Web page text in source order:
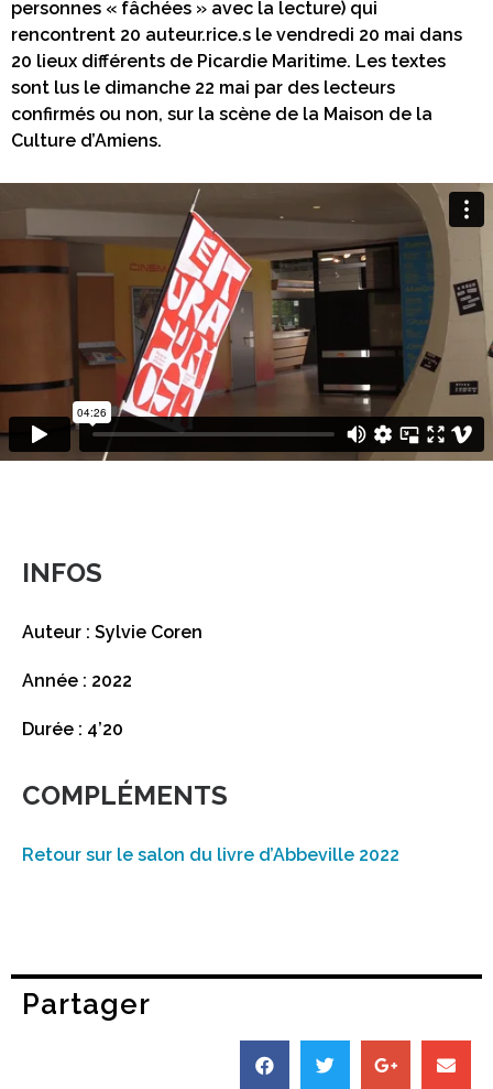
personnes « fâchées » avec la lecture) qui
rencontrent 20 auteur.rice.s le vendredi 20 mai dans
20 lieux différents de Picardie Maritime. Les textes
sont lus le dimanche 22 mai par des lecteurs
confirmés ou non, sur la scène de la Maison de la
Culture d’Amiens.
INFOS
Auteur : Sylvie Coren
Année : 2022
Durée : 4’20
COMPLÉMENTS
Retour sur le salon du livre d’Abbeville 2022
Partager